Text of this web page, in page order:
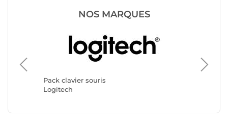
NOS MARQUES
Pack clavier souris
Logitech
Pack
The G-